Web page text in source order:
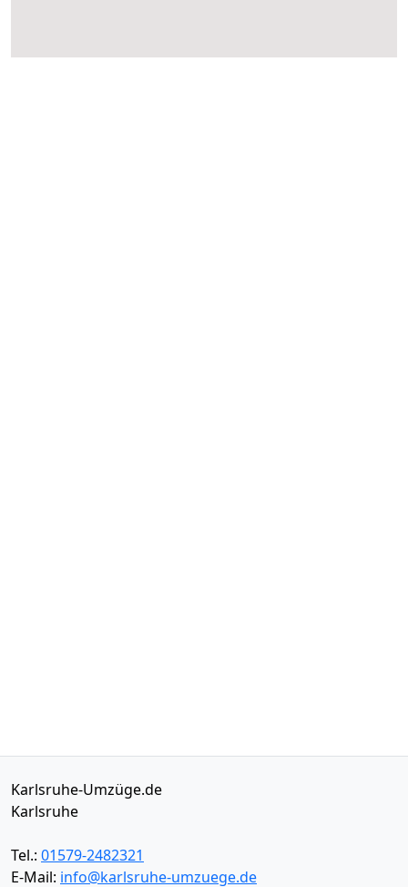
Karlsruhe-Umzüge.de
Karlsruhe
Tel.: 01579-2482321
E-Mail: info@karlsruhe-umzuege.de